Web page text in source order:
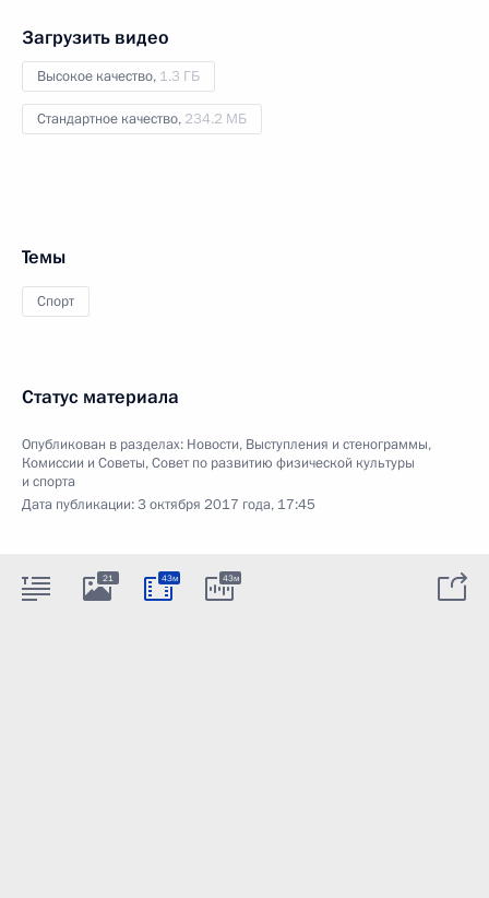
Загрузить видео
Высокое качество, 1.3 ГБ
Стандартное качество, 234.2 МБ
Темы
Спорт
Статус материала
Опубликован в разделах: Новости, Выступления и стенограммы,
Комиссии и Советы,Совет по развитию физической культуры
и спорта
Дата публикации:3 октября 2017 года, 17:45
21 43м 43м